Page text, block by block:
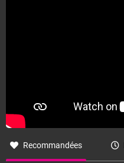
Recommandées